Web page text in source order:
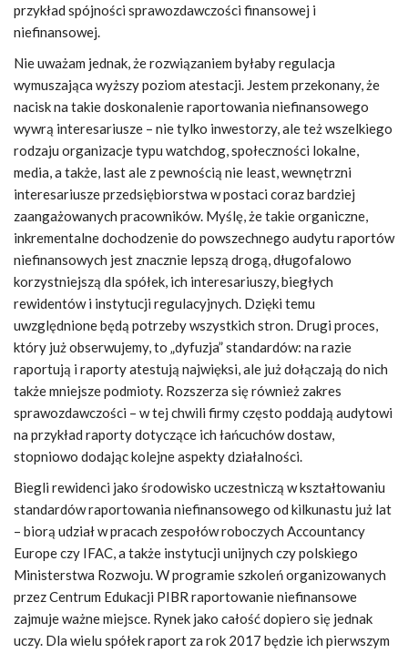
przykład spójności sprawozdawczości finansowej i
niefinansowej.
Nie uważam jednak, że rozwiązaniem byłaby regulacja
wymuszająca wyższy poziom atestacji. Jestem przekonany, że
nacisk na takie doskonalenie raportowania niefinansowego
wywrą interesariusze – nie tylko inwestorzy, ale też wszelkiego
rodzaju organizacje typu watchdog, społeczności lokalne,
media, a także, last ale z pewnością nie least, wewnętrzni
interesariusze przedsiębiorstwa w postaci coraz bardziej
zaangażowanych pracowników. Myślę, że takie organiczne,
inkrementalne dochodzenie do powszechnego audytu raportów
niefinansowych jest znacznie lepszą drogą, długofalowo
korzystniejszą dla spółek, ich interesariuszy, biegłych
rewidentów i instytucji regulacyjnych. Dzięki temu
uwzględnione będą potrzeby wszystkich stron. Drugi proces,
który już obserwujemy, to „dyfuzja” standardów: na razie
raportują i raporty atestują najwięksi, ale już dołączają do nich
także mniejsze podmioty. Rozszerza się również zakres
sprawozdawczości – w tej chwili firmy często poddają audytowi
na przykład raporty dotyczące ich łańcuchów dostaw,
stopniowo dodając kolejne aspekty działalności.
Biegli rewidenci jako środowisko uczestniczą w kształtowaniu
standardów raportowania niefinansowego od kilkunastu już lat
– biorą udział w pracach zespołów roboczych Accountancy
Europe czy IFAC, a także instytucji unijnych czy polskiego
Ministerstwa Rozwoju. W programie szkoleń organizowanych
przez Centrum Edukacji PIBR raportowanie niefinansowe
zajmuje ważne miejsce. Rynek jako całość dopiero się jednak
uczy. Dla wielu spółek raport za rok 2017 będzie ich pierwszym